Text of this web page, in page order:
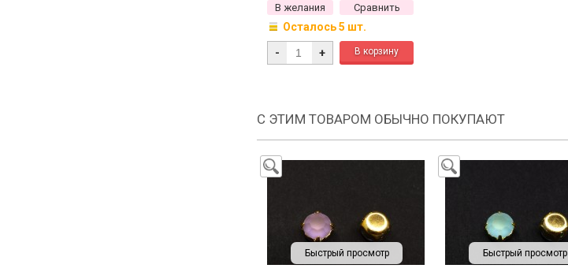
В желания Сравнить
Осталось 5 шт.
- +
С ЭТИМ ТОВАРОМ ОБЫЧНО ПОКУПАЮТ
Быстрый просмотр Быстрый просмотр